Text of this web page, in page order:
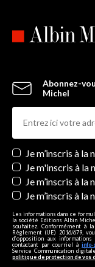
Abonnez-
Michel
Newsletters
Je m’inscris à
Je m'inscris à la
Je m’inscris à
Je m’inscris à
Les informations dans ce
la société Editions Albin
souhaitez. Conformément à
Règlement (UE) 2016/679,
d’opposition aux
contactant par courriel à info-
Service Communication
politique de protection de vos